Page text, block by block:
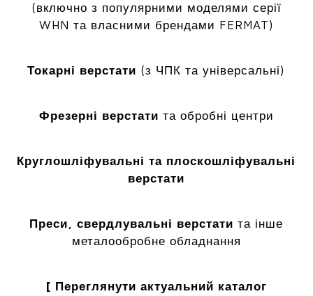
(включно з популярними моделями серії
WHN та власними брендами FERMAT)
Токарні верстати (з ЧПК та універсальні)
Фрезерні верстати та обробні центри
Круглошліфувальні та плоскошліфувальні
верстати
Преси, свердлувальні верстати та інше
металообробне обладнання
[ Переглянути актуальний каталог